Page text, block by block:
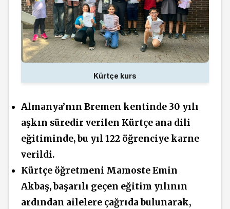
Kürtçe kurs
Almanya’nın Bremen kentinde 30 yılı
aşkın süredir verilen Kürtçe ana dili
eğitiminde, bu yıl 122 öğrenciye karne
verildi.
Kürtçe öğretmeni Mamoste Emin
Akbaş, başarılı geçen eğitim yılının
ardından ailelere çağrıda bulunarak,